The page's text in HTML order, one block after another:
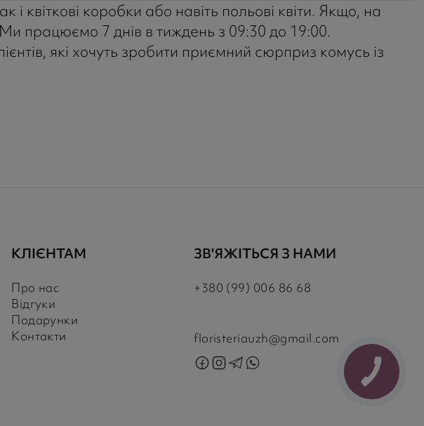
квіткові коробки або навіть польові квіти. Якщо, на
працюємо 7 днів в тиждень з 09:30 до 19:00.
які хочуть зробити приємний сюрприз комусь із
КЛІЄНТАМ
Про нас
Відгуки
Подарунки
Контакти
ЗВ'ЯЖІТЬСЯ З НАМИ
+380 (99) 006 86 68
floristeriauzh@gmail.com